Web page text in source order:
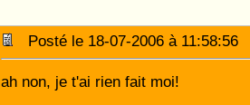
Posté le 18-07-2006 à
ah non, je t'ai rien fait moi!